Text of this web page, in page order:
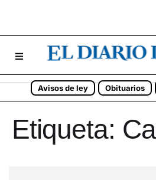
Avisos de ley Obituarios
Etiqueta: